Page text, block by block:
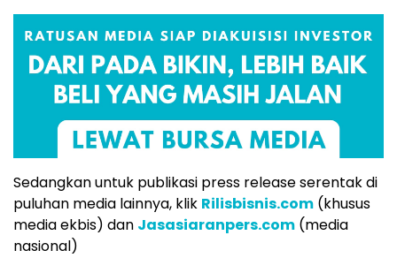
Sedangkan untuk publikasi press release serentak di
puluhan media lainnya, klik Rilisbisnis.com (khusus
media ekbis) dan Jasasiaranpers.com (media
nasional)